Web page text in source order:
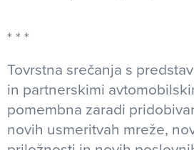
Tovrstna srečanja s
in partnerskimi
pomembna zaradi
novih usmeritvah mreže,